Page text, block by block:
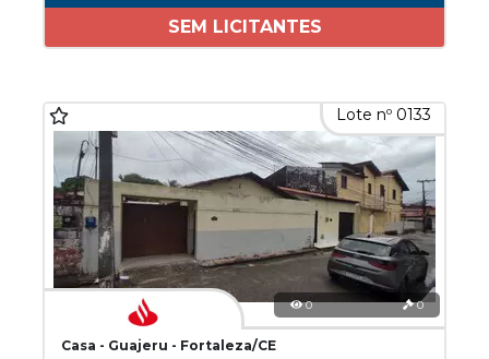
SEM LICITANTES
Lote nº 0133
0 0
Casa - Guajeru - Fortaleza/CE